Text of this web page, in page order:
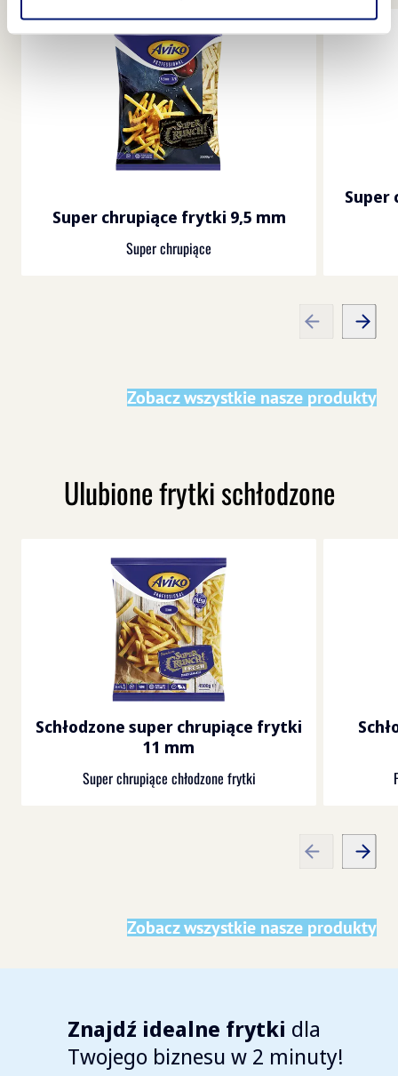
Super chrupiące frytki 9,5 mm
Super chrupiące
Super
Zobacz wszystkie nasze produkty
Ulubione frytki schłodzone
Schłodzone super chrupiące frytki
11 mm
Super chrupiące chłodzone frytki
Zobacz wszystkie nasze produkty
Znajdź idealne frytki dla
Twojego biznesu w 2 minuty!